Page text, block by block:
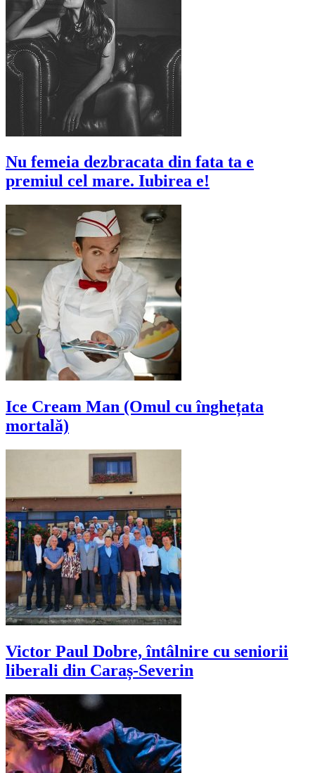
Nu femeia dezbracata din fata ta e
premiul cel mare. Iubirea e!
Ice Cream Man (Omul cu înghețata
mortală)
Victor Paul Dobre, întâlnire cu seniorii
liberali din Caraș-Severin